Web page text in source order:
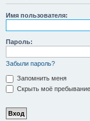
Имя пользователя:
Пароль:
Забыли пароль?
Запомнить меня
Скрыть моё